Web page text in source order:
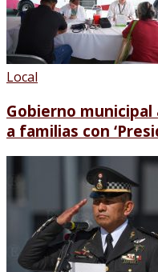
Local
Gobierno
a familias con